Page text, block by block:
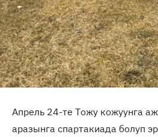
Апрель 24-те Тожу кожуунга
аразынга спартакиада болуп